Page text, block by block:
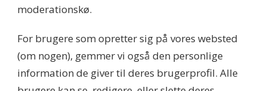
moderationskø.
For brugere som opretter sig på vores websted
(om nogen), gemmer vi også den personlige
information de giver til deres brugerprofil. Alle